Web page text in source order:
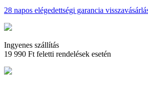
28 napos elégedettségi garancia
Ingyenes szállítás
19 990 Ft feletti rendelések esetén